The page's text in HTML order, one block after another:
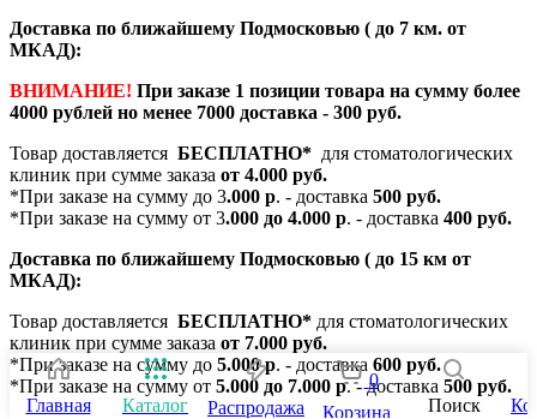
Доставка по ближайшему Подмосковью ( до 7 км. от
МКАД):
ВНИМАНИЕ! При заказе 1 позиции товара на сумму более
4000 рублей но менее 7000 доставка - 300 руб.
Товар доставляется БЕСПЛАТНО* для стоматологических
клиник при сумме заказа от 4.000 руб.
*При заказе на сумму до 3.000 р. - доставка 500 руб.
*При заказе на сумму от 3.000 до 4.000 р. - доставка 400 руб.
Доставка по ближайшему Подмосковью ( до 15 км от
МКАД):
Товар доставляется БЕСПЛАТНО* для стоматологических
клиник при сумме заказа от 7.000 руб.
*При заказе на сумму до 5.000 р. - доставка 600 руб.
*При заказе на сумму от 5.000 до 7.000 р. - доставка 500 руб.
Главная Каталог Распродажа
0
Корзина
Поиск